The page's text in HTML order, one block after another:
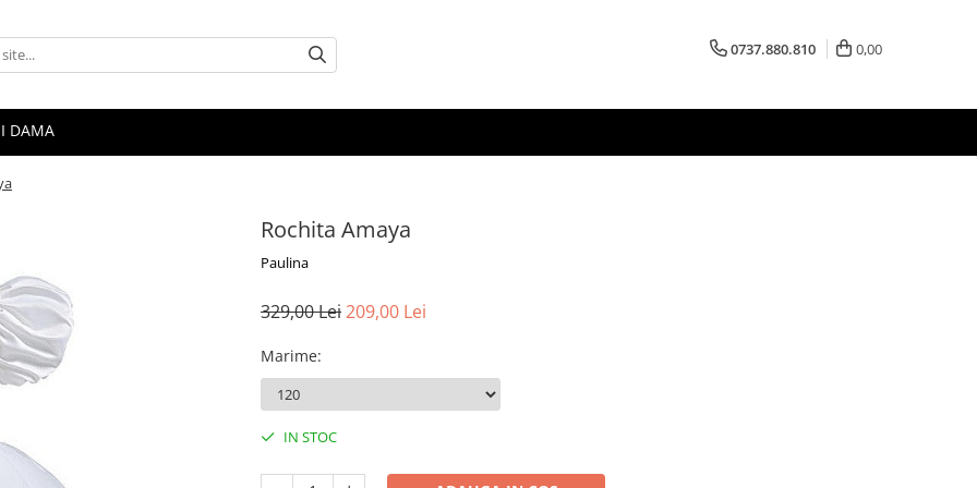
0737.880.810 0,00
DAMA
Rochita Amaya
Paulina
329,00 Lei209,00 Lei
Marime:
IN STOC